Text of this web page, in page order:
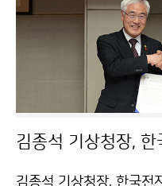
김종석 기상청장, 한국전